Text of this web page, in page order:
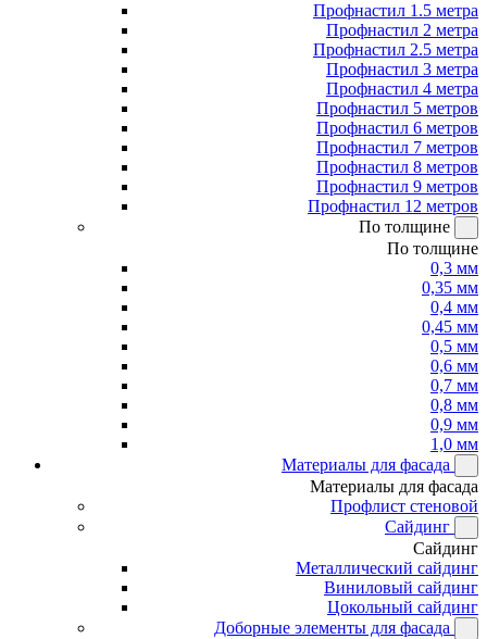
Профнастил 1.5 метра
Профнастил 2 метра
Профнастил 2.5 метра
Профнастил 3 метра
Профнастил 4 метра
Профнастил 5 метров
Профнастил 6 метров
Профнастил 7 метров
Профнастил 8 метров
Профнастил 9 метров
Профнастил 12 метров
По толщине
По толщине
0,3 мм
0,35 мм
0,4 мм
0,45 мм
0,5 мм
0,6 мм
0,7 мм
0,8 мм
0,9 мм
1,0 мм
Материалы для фасада
Материалы для фасада
Профлист стеновой
Сайдинг
Сайдинг
Металлический сайдинг
Виниловый сайдинг
Цокольный сайдинг
Доборные элементы для фасада